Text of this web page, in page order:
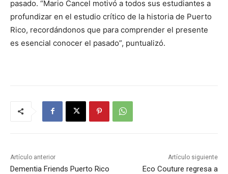
pasado. “Mario Cancel motivó a todos sus estudiantes a
profundizar en el estudio crítico de la historia de Puerto
Rico, recordándonos que para comprender el presente
es esencial conocer el pasado”, puntualizó.
Artículo anterior
Dementia Friends Puerto Rico
Artículo siguiente
Eco Couture regresa a